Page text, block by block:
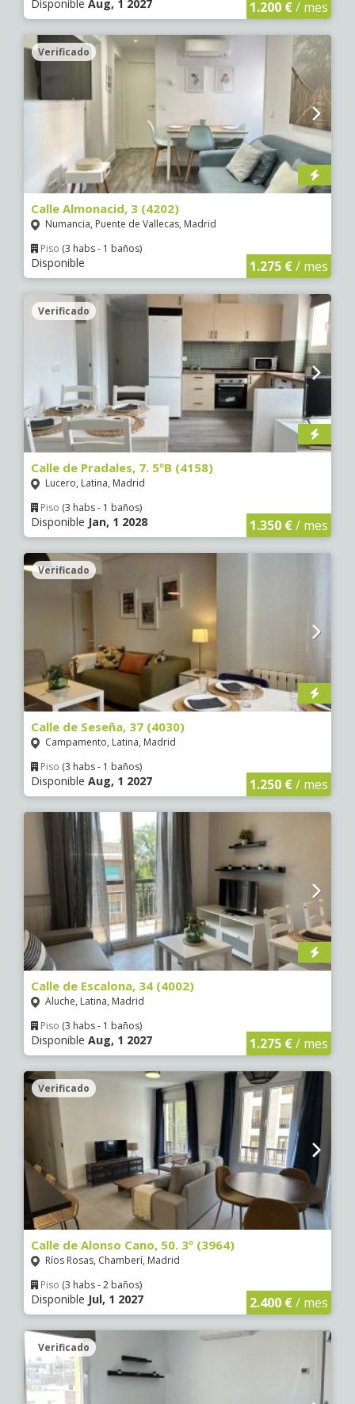
Disponible Aug, 1 2027 1.200 €/ mes
Verificado
Calle Almonacid, 3 (4202)
Numancia, Puente de Vallecas, Madrid
Piso (3 habs - 1 baños)
Disponible 1.275 €/ mes
Verificado
Calle de Pradales, 7. 5ºB (4158)
Lucero, Latina, Madrid
Piso (3 habs - 1 baños)
Disponible Jan, 1 2028 1.350 €/ mes
Verificado
Calle de Seseña, 37 (4030)
Campamento, Latina, Madrid
Piso (3 habs - 1 baños)
Disponible Aug, 1 2027 1.250 €/ mes
Calle de Escalona, 34 (4002)
Aluche, Latina, Madrid
Piso (3 habs - 1 baños)
Disponible Aug, 1 2027 1.275 €/ mes
Verificado
Calle de Alonso Cano, 50. 3º (3964)
Ríos Rosas, Chamberí, Madrid
Piso (3 habs - 2 baños)
Disponible Jul, 1 2027 2.400 €/ mes
Verificado